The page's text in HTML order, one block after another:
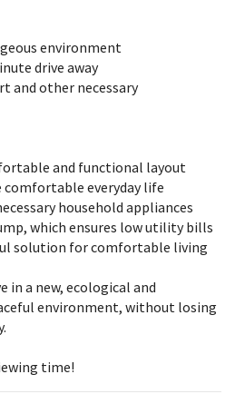
environment
drive away
and other necessary
and functional layout
everyday life
household appliances
which ensures low utility bills
solution for comfortable living
a new, ecological and
environment, without losing
time!